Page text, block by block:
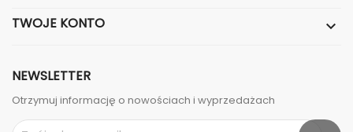
TWOJE KONTO 
NEWSLETTER
Otrzymuj informację o nowościach i wyprzedażach